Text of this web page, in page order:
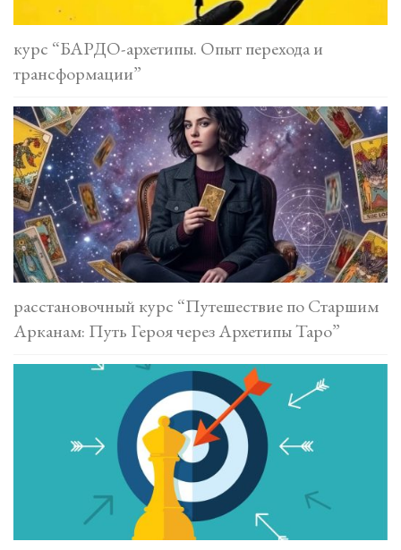
курс “БАРДО-архетипы. Опыт перехода и
трансформации”
расстановочный курс “Путешествие по Старшим
Арканам: Путь Героя через Архетипы Таро”